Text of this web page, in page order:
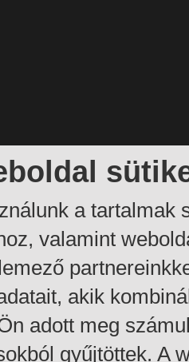
a tartalmak
valamint
akik
adott meg
gyűjtöttek. A